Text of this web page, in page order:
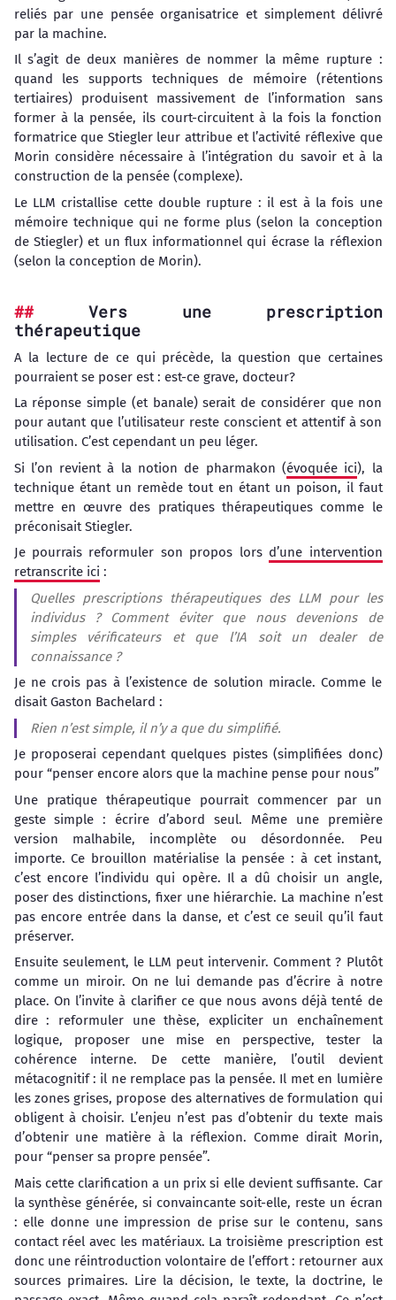
reliés par une pensée organisatrice et simplement délivré
par la machine.
Il s’agit de deux manières de nommer la même rupture :
quand les supports techniques de mémoire (rétentions
tertiaires) produisent massivement de l’information sans
former à la pensée, ils court-circuitent à la fois la fonction
formatrice que Stiegler leur attribue et l’activité réflexive que
Morin considère nécessaire à l’intégration du savoir et à la
construction de la pensée (complexe).
Le LLM cristallise cette double rupture : il est à la fois une
mémoire technique qui ne forme plus (selon la conception
de Stiegler) et un flux informationnel qui écrase la réflexion
(selon la conception de Morin).
Vers une prescription
thérapeutique
A la lecture de ce qui précède, la question que certaines
pourraient se poser est : est-ce grave, docteur?
La réponse simple (et banale) serait de considérer que non
pour autant que l’utilisateur reste conscient et attentif à son
utilisation. C’est cependant un peu léger.
Si l’on revient à la notion de pharmakon (évoquée ici), la
technique étant un remède tout en étant un poison, il faut
mettre en œuvre des pratiques thérapeutiques comme le
préconisait Stiegler.
Je pourrais reformuler son propos lors d’une intervention
retranscrite ici :
Quelles prescriptions thérapeutiques des LLM pour les
individus ? Comment éviter que nous devenions de
simples vérificateurs et que l’IA soit un dealer de
connaissance ?
Je ne crois pas à l’existence de solution miracle. Comme le
disait Gaston Bachelard :
Rien n’est simple, il n’y a que du simplifié.
Je proposerai cependant quelques pistes (simplifiées donc)
pour “penser encore alors que la machine pense pour nous”
Une pratique thérapeutique pourrait commencer par un
geste simple : écrire d’abord seul. Même une première
version malhabile, incomplète ou désordonnée. Peu
importe. Ce brouillon matérialise la pensée : à cet instant,
c’est encore l’individu qui opère. Il a dû choisir un angle,
poser des distinctions, fixer une hiérarchie. La machine n’est
pas encore entrée dans la danse, et c’est ce seuil qu’il faut
préserver.
Ensuite seulement, le LLM peut intervenir. Comment ? Plutôt
comme un miroir. On ne lui demande pas d’écrire à notre
place. On l’invite à clarifier ce que nous avons déjà tenté de
dire : reformuler une thèse, expliciter un enchaînement
logique, proposer une mise en perspective, tester la
cohérence interne. De cette manière, l’outil devient
métacognitif : il ne remplace pas la pensée. Il met en lumière
les zones grises, propose des alternatives de formulation qui
obligent à choisir. L’enjeu n’est pas d’obtenir du texte mais
d’obtenir une matière à la réflexion. Comme dirait Morin,
pour “penser sa propre pensée”.
Mais cette clarification a un prix si elle devient suffisante. Car
la synthèse générée, si convaincante soit-elle, reste un écran
: elle donne une impression de prise sur le contenu, sans
contact réel avec les matériaux. La troisième prescription est
donc une réintroduction volontaire de l’effort : retourner aux
sources primaires. Lire la décision, le texte, la doctrine, le